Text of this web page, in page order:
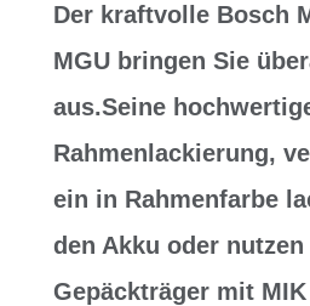
Der kraftvolle Bosch
MGU bringen Sie
aus.Seine
Rahmenlackierung,
ein in Rahmenfarbe
den Akku oder
Gepäckträger mit